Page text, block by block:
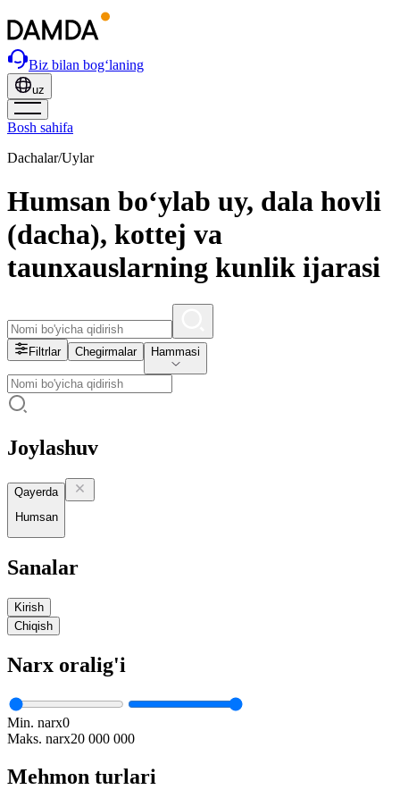
Biz bilan bog‘laning
uz
Bosh sahifa
Dachalar/Uylar
Humsan bo‘ylab uy, dala hovli
(dacha), kottej va
taunxauslarning kunlik ijarasi
Filtrlar Chegirmalar Hammasi
Joylashuv
Qayerda
Humsan
Sanalar
Kirish
Chiqish
Narx oralig'i
Min. narx0
Maks. narx20 000 000
Mehmon turlari